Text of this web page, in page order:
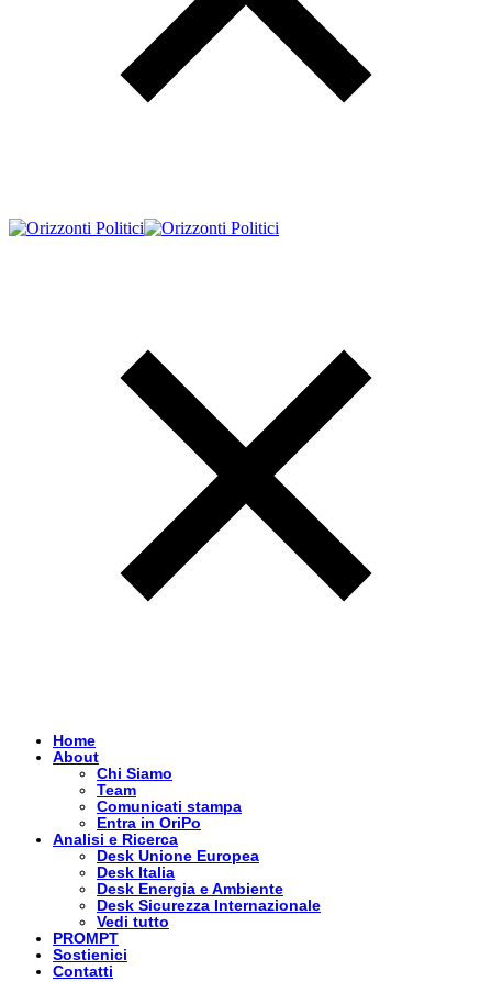
Home
About
Chi Siamo
Team
Comunicati stampa
Entra in OriPo
Analisi e Ricerca
Desk Unione Europea
Desk Italia
Desk Energia e Ambiente
Desk Sicurezza Internazionale
Vedi tutto
PROMPT
Sostienici
Contatti